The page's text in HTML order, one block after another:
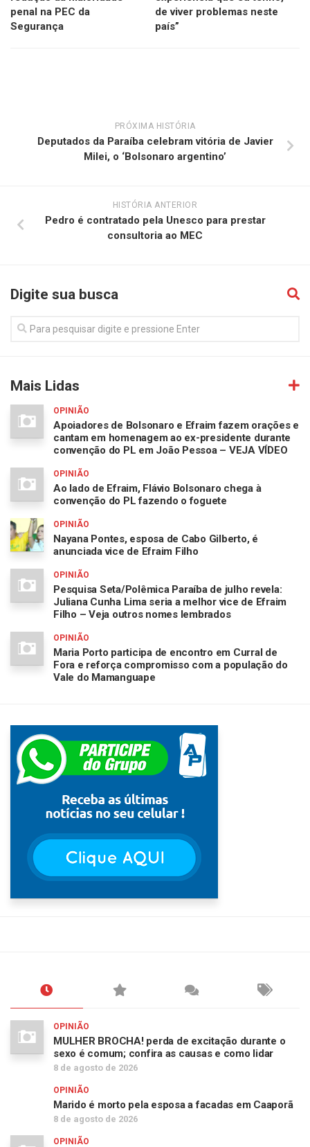
penal na PEC da
Segurança
de viver problemas neste
país”
PRÓXIMA HISTÓRIA
Deputados da Paraíba celebram vitória de Javier
Milei, o ‘Bolsonaro argentino’
HISTÓRIA ANTERIOR
Pedro é contratado pela Unesco para prestar
consultoria ao MEC
Digite sua busca
Mais Lidas
OPINIÃO
Apoiadores de Bolsonaro e Efraim fazem orações e
cantam em homenagem ao ex-presidente durante
convenção do PL em João Pessoa – VEJA VÍDEO
OPINIÃO
Ao lado de Efraim, Flávio Bolsonaro chega à
convenção do PL fazendo o foguete
OPINIÃO
Nayana Pontes, esposa de Cabo Gilberto, é
anunciada vice de Efraim Filho
OPINIÃO
Pesquisa Seta/Polêmica Paraíba de julho revela:
Juliana Cunha Lima seria a melhor vice de Efraim
Filho – Veja outros nomes lembrados
OPINIÃO
Maria Porto participa de encontro em Curral de
Fora e reforça compromisso com a população do
Vale do Mamanguape
OPINIÃO
MULHER BROCHA! perda de excitação durante o
sexo é comum; confira as causas e como lidar
8 de agosto de 2026
OPINIÃO
Marido é morto pela esposa a facadas em Caaporã
8 de agosto de 2026
OPINIÃO